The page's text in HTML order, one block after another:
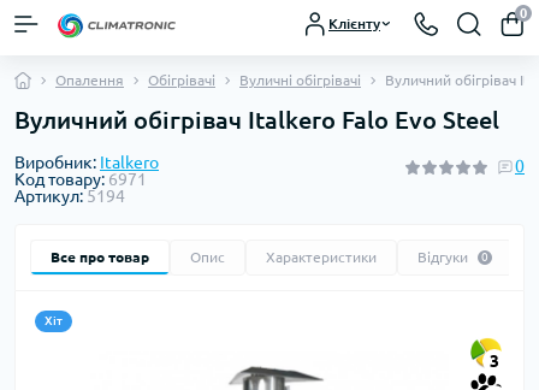
Клієнту
0
Опалення Обігрівачі Вуличні обігрівачі Вуличний обігрівач
Вуличний обігрівач Italkero Falo Evo Steel
Виробник: Italkero
Код товару: 6971
Артикул: 5194
0
Все про товар Опис Характеристики Відгуки 0
Хіт
3